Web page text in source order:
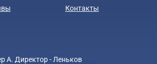
Контакты
А. Директор - Леньков